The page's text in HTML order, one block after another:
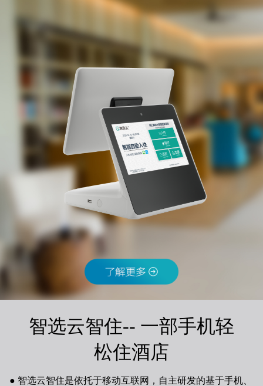
智选云智住-- 一部手机轻
松住酒店
智选云智住是依托于移动互联网，自主研发的基于手机、